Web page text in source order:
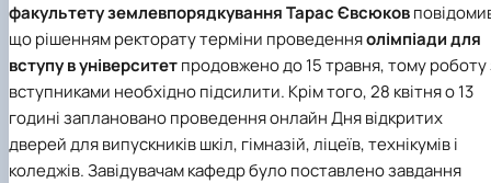
факультету землевпорядкуванняТарас Євсюков
що рішенням ректорату терміни проведенняолімпіади для
вступу в університетпродовженодо 15 травня, тому роботу
вступниками необхідно підсилити. Крім того,28 квітня о 13
годинізаплановано проведення онлайн Дня відкритих
дверей для випускників шкіл, гімназій, ліцеїв, технікумів і
коледжів. Завідувачам кафедр було поставлено завдання